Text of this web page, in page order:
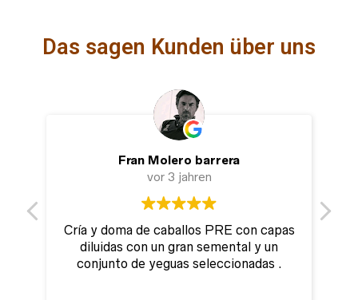
Das sagen Kunden über uns
Fran Molero barrera
vor 3 jahren
Cría y doma de caballos PRE con capas
diluidas con un gran semental y un
conjunto de yeguas seleccionadas .